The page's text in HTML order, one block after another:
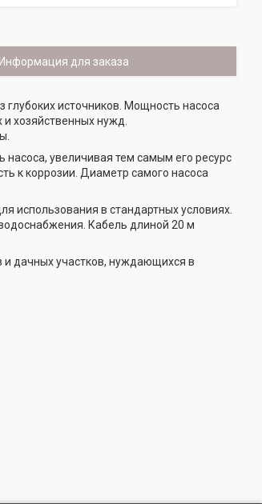
Информация для заказа
источников. Мощность насоса
хозяйственных нужд.
увеличивая тем самым его ресурс
к коррозии. Диаметр самого насоса
использования в стандартных условиях.
Кабель длиной 20 м
дачных участков, нуждающихся в